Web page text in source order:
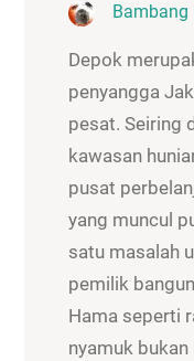
Depok
penyangga
pesat. Seiring
kawasan
pusat
yang muncul
satu masalah
pemilik
Hama seperti
nyamuk